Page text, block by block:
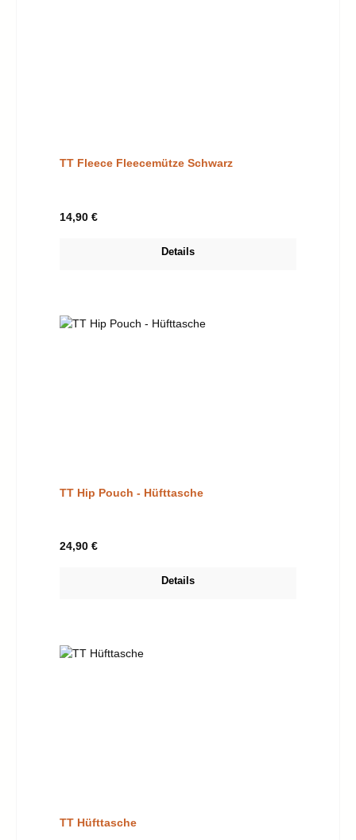
TT Fleece Fleecemütze Schwarz
Regulärer Preis:
14,90 €
Details
TT Hip Pouch - Hüfttasche
Regulärer Preis:
24,90 €
Details
TT Hüfttasche